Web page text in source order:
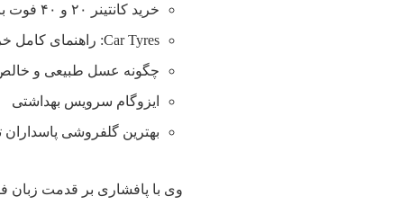
خرید کانتینر ۲۰ و ۴۰ فوت با بهترین قیمت
Car Tyres: راهنمای کامل خرید تایر
چگونه عسل طبیعی و خالص
ایزوگام سرویس بهداشتی
بهترین گلفروشی پاسداران
وی با پافشاری بر قدمت زبان